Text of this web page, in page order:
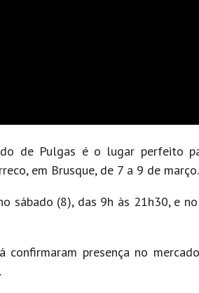
de Pulgas é o lugar perfeito
em Brusque, de 7 a 9 de março.
sábado (8), das 9h às 21h30, e
presença no